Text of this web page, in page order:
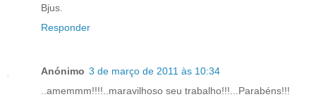
Bjus.
Responder
Anónimo 3 de março de 2011 às 10:34
..amemmm!!!!..maravilhoso seu trabalho!!!...Parabéns!!!